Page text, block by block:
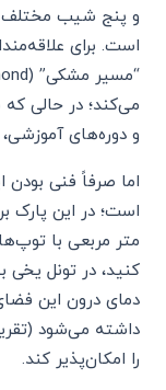
و پنج شیب مختلف
می‌کند؛ در حالی که
و دوره‌های
اما صرفاً فنی
است؛ در این پارک
متر مربعی با
کنید، در تونل یخی
دمای درون این
را امکان‌پذیر کند.